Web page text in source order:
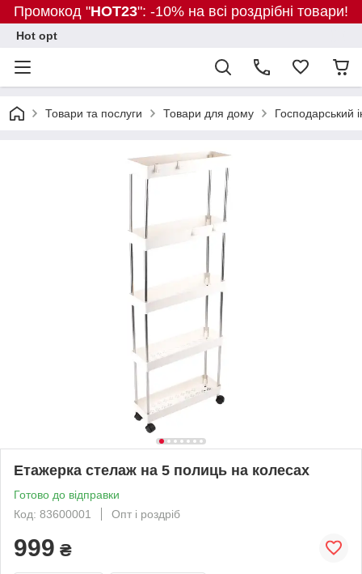
Промокод "HOT23": -10% на всі роздрібні товари!
Hot opt
Товари та послуги Товари для дому Господарський
Етажерка стелаж на 5 полиць на колесах
Готово до відправки
Код: 83600001
Опт і роздріб
999 ₴